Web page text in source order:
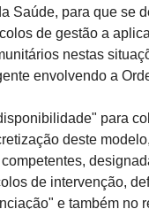
Saúde, para que se
de gestão a
nestas
envolvendo a
para
deste
de intervenção,
e também no